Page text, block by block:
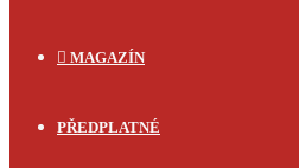
MAGAZÍN
PŘEDPLATNÉ